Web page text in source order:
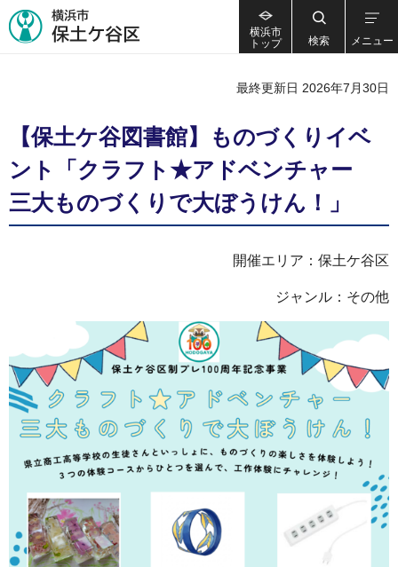
横浜市
トップ
検索 メニュー
最終更新日 2026年7月30日
【保土ケ谷図書館】ものづくりイベ
ント「クラフト★アドベンチャー
三大ものづくりで大ぼうけん！」
開催エリア：保土ケ谷区
ジャンル：その他